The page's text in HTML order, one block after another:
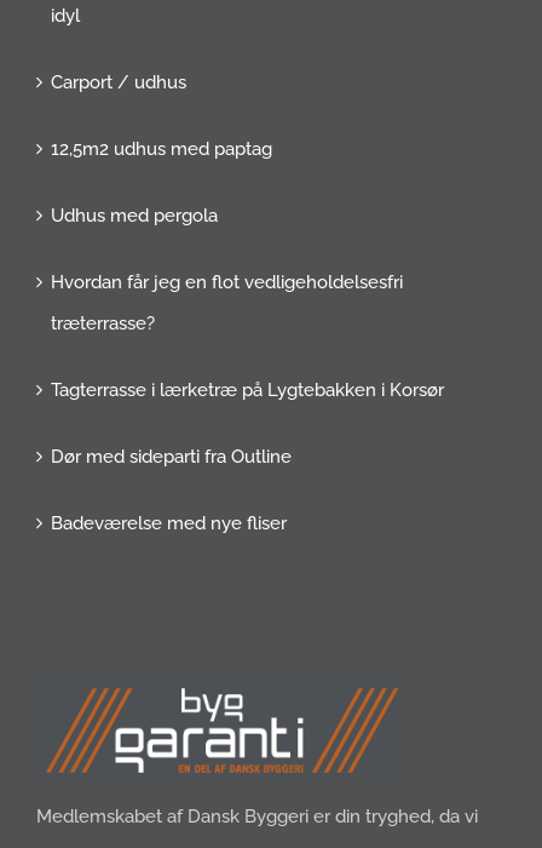
idyl
Carport / udhus
12,5m2 udhus med paptag
Udhus med pergola
Hvordan får jeg en flot vedligeholdelsesfri
træterrasse?
Tagterrasse i lærketræ på Lygtebakken i Korsør
Dør med sideparti fra Outline
Badeværelse med nye fliser
Medlemskabet af Dansk Byggeri er din tryghed, da vi